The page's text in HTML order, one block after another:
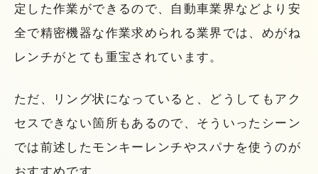
定した作業ができるので、自動車業界などより安
全で精密機器な作業求められる業界では、めがね
レンチがとても重宝されています。
ただ、リング状になっていると、どうしてもアク
セスできない箇所もあるので、そういったシーン
では前述したモンキーレンチやスパナを使うのが